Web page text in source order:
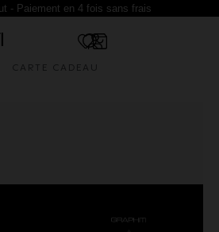
- Paiement en 4 fois sans frais
CARTE CADEAU